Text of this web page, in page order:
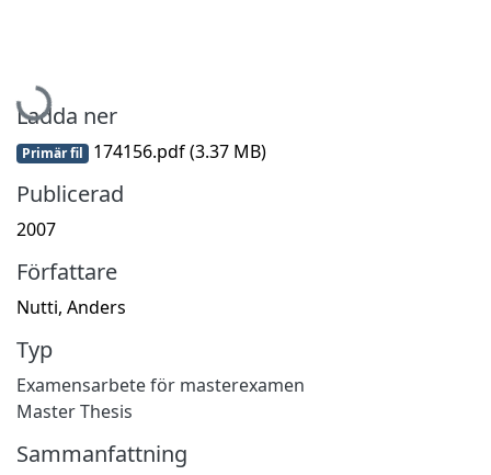
Hämtar...
Ladda ner
Primär fil 174156.pdf(3.37 MB)
Publicerad
2007
Författare
Nutti, Anders
Typ
Examensarbete för masterexamen
Master Thesis
Sammanfattning